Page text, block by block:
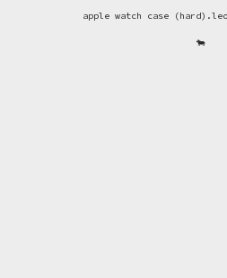
apple watch case
🐄